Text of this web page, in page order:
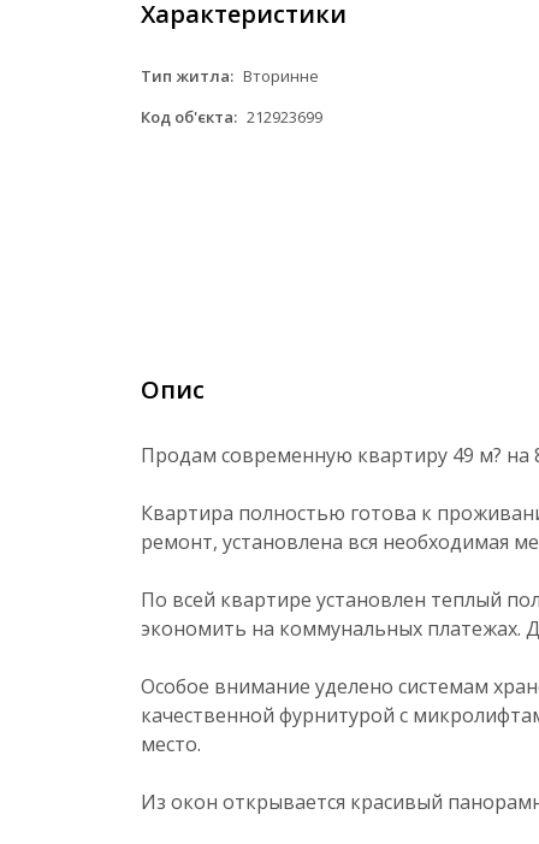
Характеристики
Тип житла: Вторинне
Код об'єкта: 212923699
Опис
Продам современную квартиру 49 м? на
Квартира полностью готова к
ремонт, установлена вся необходимая
По всей квартире установлен теплый
экономить на коммунальных платежах.
Особое внимание уделено системам
качественной фурнитурой с
место.
Из окон открывается красивый